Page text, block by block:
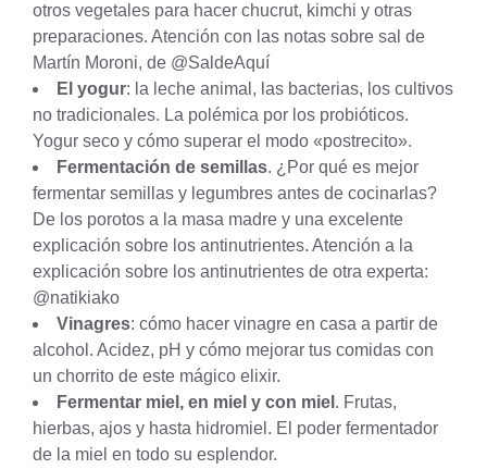
otros vegetales para hacer chucrut, kimchi y otras
preparaciones. Atención con las notas sobre sal de
Martín Moroni, de @SaldeAquí
El yogur: la leche animal, las bacterias, los cultivos
no tradicionales. La polémica por los probióticos.
Yogur seco y cómo superar el modo «postrecito».
Fermentación de semillas. ¿Por qué es mejor
fermentar semillas y legumbres antes de cocinarlas?
De los porotos a la masa madre y una excelente
explicación sobre los antinutrientes. Atención a la
explicación sobre los antinutrientes de otra experta:
@natikiako
Vinagres: cómo hacer vinagre en casa a partir de
alcohol. Acidez, pH y cómo mejorar tus comidas con
un chorrito de este mágico elixir.
Fermentar miel, en miel y con miel . Frutas,
hierbas, ajos y hasta hidromiel. El poder fermentador
de la miel en todo su esplendor.